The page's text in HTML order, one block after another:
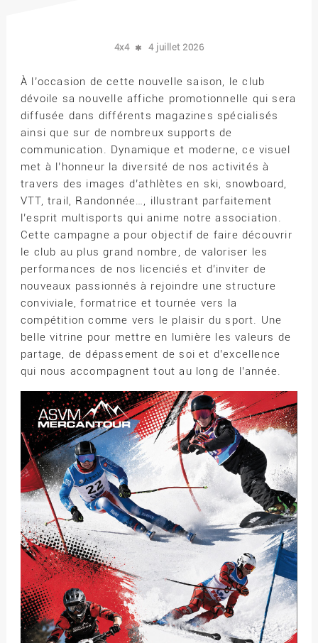
4x4 4 juillet 2026
À l’occasion de cette nouvelle saison, le club
dévoile sa nouvelle affiche promotionnelle qui sera
diffusée dans différents magazines spécialisés
ainsi que sur de nombreux supports de
communication. Dynamique et moderne, ce visuel
met à l’honneur la diversité de nos activités à
travers des images d’athlètes en ski, snowboard,
VTT, trail, Randonnée…, illustrant parfaitement
l’esprit multisports qui anime notre association.
Cette campagne a pour objectif de faire découvrir
le club au plus grand nombre, de valoriser les
performances de nos licenciés et d’inviter de
nouveaux passionnés à rejoindre une structure
conviviale, formatrice et tournée vers la
compétition comme vers le plaisir du sport. Une
belle vitrine pour mettre en lumière les valeurs de
partage, de dépassement de soi et d’excellence
qui nous accompagnent tout au long de l’année.